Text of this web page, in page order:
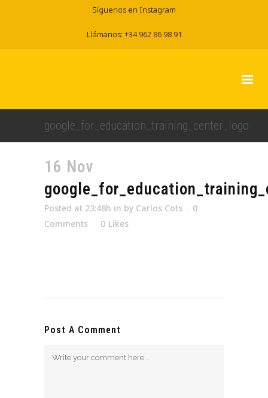
Síguenos en Instagram
Llámanos: +34 962 86 98 91
google_for_education_training_center_logo
16 Nov
Posted at 23:48h in by Carlos Cots
0
Comments
0 Likes
Post A Comment